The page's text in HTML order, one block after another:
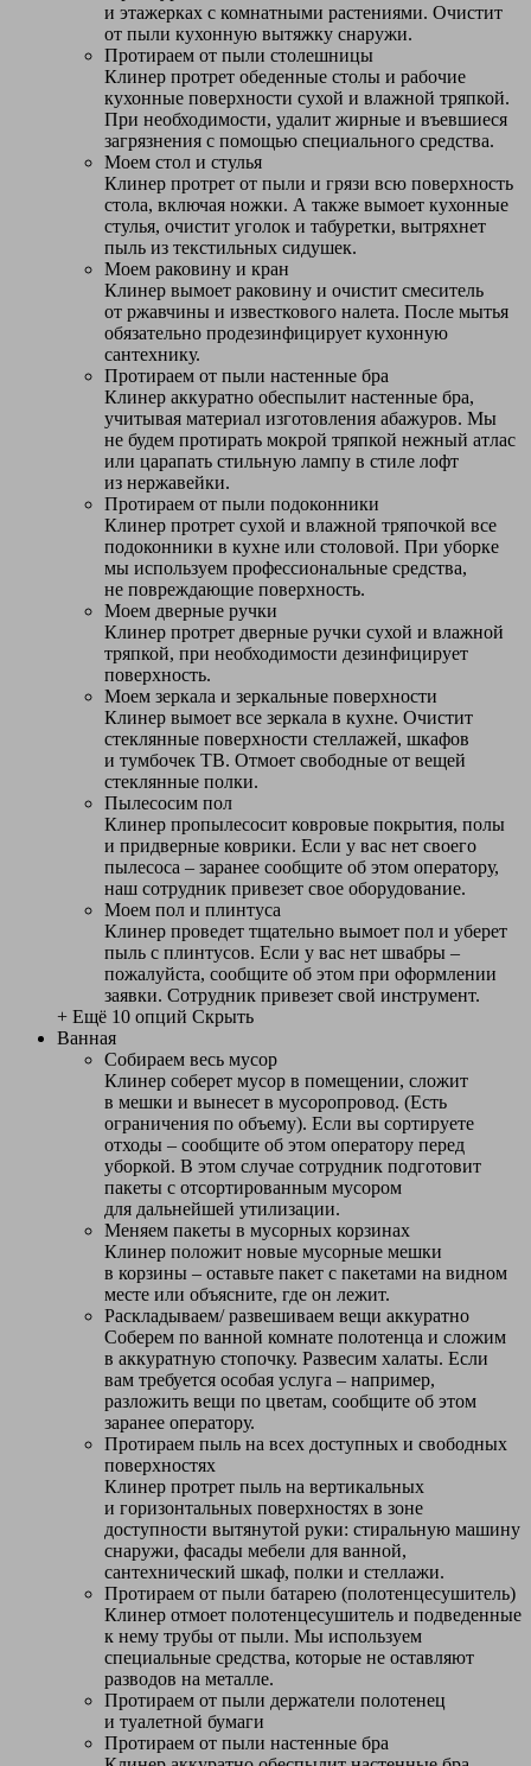
и этажерках с комнатными растениями. Очистит
от пыли кухонную вытяжку снаружи.
Протираем от пыли столешницы
Клинер протрет обеденные столы и рабочие
кухонные поверхности сухой и влажной тряпкой.
При необходимости, удалит жирные и въевшиеся
загрязнения с помощью специального средства.
Моем стол и стулья
Клинер протрет от пыли и грязи всю поверхность
стола, включая ножки. А также вымоет кухонные
стулья, очистит уголок и табуретки, вытряхнет
пыль из текстильных сидушек.
Моем раковину и кран
Клинер вымоет раковину и очистит смеситель
от ржавчины и известкового налета. После мытья
обязательно продезинфицирует кухонную
сантехнику.
Протираем от пыли настенные бра
Клинер аккуратно обеспылит настенные бра,
учитывая материал изготовления абажуров. Мы
не будем протирать мокрой тряпкой нежный атлас
или царапать стильную лампу в стиле лофт
из нержавейки.
Протираем от пыли подоконники
Клинер протрет сухой и влажной тряпочкой все
подоконники в кухне или столовой. При уборке
мы используем профессиональные средства,
не повреждающие поверхность.
Моем дверные ручки
Клинер протрет дверные ручки сухой и влажной
тряпкой, при необходимости дезинфицирует
поверхность.
Моем зеркала и зеркальные поверхности
Клинер вымоет все зеркала в кухне. Очистит
стеклянные поверхности стеллажей, шкафов
и тумбочек ТВ. Отмоет свободные от вещей
стеклянные полки.
Пылесосим пол
Клинер пропылесосит ковровые покрытия, полы
и придверные коврики. Если у вас нет своего
пылесоса – заранее сообщите об этом оператору,
наш сотрудник привезет свое оборудование.
Моем пол и плинтуса
Клинер проведет тщательно вымоет пол и уберет
пыль с плинтусов. Если у вас нет швабры –
пожалуйста, сообщите об этом при оформлении
заявки. Сотрудник привезет свой инструмент.
+ Ещё 10 опций Скрыть
Ванная
Собираем весь мусор
Клинер соберет мусор в помещении, сложит
в мешки и вынесет в мусоропровод. (Есть
ограничения по объему). Если вы сортируете
отходы – сообщите об этом оператору перед
уборкой. В этом случае сотрудник подготовит
пакеты с отсортированным мусором
для дальнейшей утилизации.
Меняем пакеты в мусорных корзинах
Клинер положит новые мусорные мешки
в корзины – оставьте пакет с пакетами на видном
месте или объясните, где он лежит.
Раскладываем/ развешиваем вещи аккуратно
Соберем по ванной комнате полотенца и сложим
в аккуратную стопочку. Развесим халаты. Если
вам требуется особая услуга – например,
разложить вещи по цветам, сообщите об этом
заранее оператору.
Протираем пыль на всех доступных и свободных
поверхностях
Клинер протрет пыль на вертикальных
и горизонтальных поверхностях в зоне
доступности вытянутой руки: стиральную машину
снаружи, фасады мебели для ванной,
сантехнический шкаф, полки и стеллажи.
Протираем от пыли батарею (полотенцесушитель)
Клинер отмоет полотенцесушитель и подведенные
к нему трубы от пыли. Мы используем
специальные средства, которые не оставляют
разводов на металле.
Протираем от пыли держатели полотенец
и туалетной бумаги
Протираем от пыли настенные бра